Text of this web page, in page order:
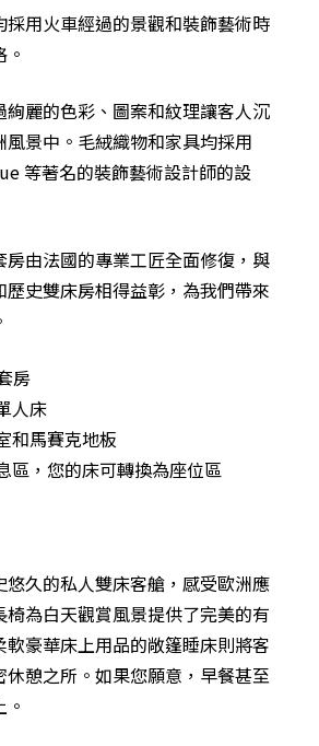
採用火車經過的景觀和裝飾藝術時
絢麗的色彩、圖案和紋理讓客人沉
景中。毛絨織物和家具均採用
等著名的裝飾藝術設計師的設
房由法國的專業工匠全面修復，與
史雙床房相得益彰，為我們帶來
房
人床
和馬賽克地板
區，您的床可轉換為座位區
悠久的私人雙床客艙，感受歐洲應
椅為白天觀賞風景提供了完美的有
豪華床上用品的敞篷睡床則將客
休憩之所。如果您願意，早餐甚至